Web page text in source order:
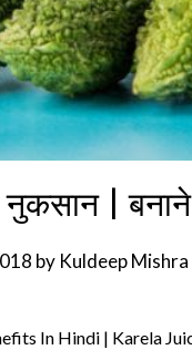
| बनाने
by Kuldeep Mishra
In Hindi | Karela